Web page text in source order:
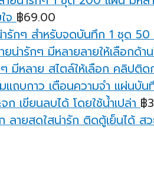
จ ฿69.00
รักๆ สำหรับจดบันทึก 1 ชุด 50
น่ารักๆ มีหลายลายให้เลือกด้า
มีหลาย สไตล์ให้เลือก คลิปติด
ถบกาว เตือนความจํา แผ่นบั
ก เขียนลบได้ โดยใช้น้ำเปล่า ฿
ลายสดใสน่ารัก ติดตู้เย็นได้ ส